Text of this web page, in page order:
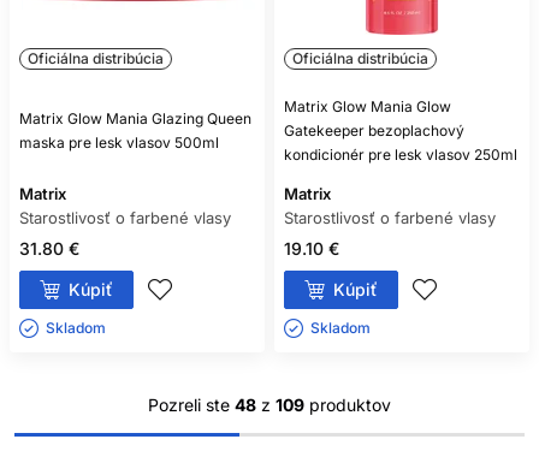
Oficiálna distribúcia
Matrix Glow Mania Glazing Queen
maska pre lesk vlasov 500ml
Matrix
Starostlivosť o farbené vlasy
31.80 €
Kúpiť
Skladom ㅤ
Oficiálna distribúcia
Matrix Glow Mania Glow
Gatekeeper bezoplachový
kondicionér pre lesk vlasov 250ml
Matrix
Starostlivosť o farbené vlasy
19.10 €
Kúpiť
Skladom ㅤ
Pozreli ste 48 z 109 produktov